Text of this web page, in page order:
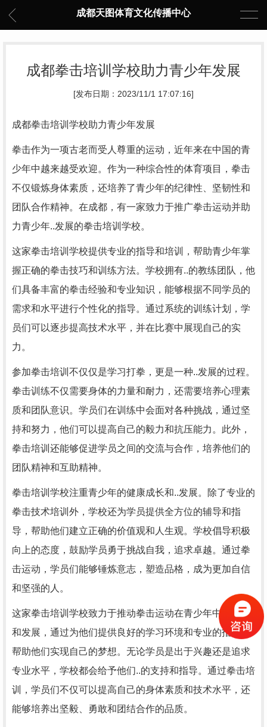
成都天图体育文化传播中心
成都拳击培训学校助力青少年发展
[发布日期：2023/11/1 17:07:16]
成都拳击培训学校助力青少年发展
拳击作为一项古老而受人尊重的运动，近年来在中国的青
少年中越来越受欢迎。作为一种综合性的体育项目，拳击
不仅锻炼身体素质，还培养了青少年的纪律性、坚韧性和
团队合作精神。在成都，有一家致力于推广拳击运动并助
力青少年..发展的拳击培训学校。
这家拳击培训学校提供专业的指导和培训，帮助青少年掌
握正确的拳击技巧和训练方法。学校拥有..的教练团队，他
们具备丰富的拳击经验和专业知识，能够根据不同学员的
需求和水平进行个性化的指导。通过系统的训练计划，学
员们可以逐步提高技术水平，并在比赛中展现自己的实
力。
参加拳击培训不仅仅是学习打拳，更是一种..发展的过程。
拳击训练不仅需要身体的力量和耐力，还需要培养心理素
质和团队意识。学员们在训练中会面对各种挑战，通过坚
持和努力，他们可以提高自己的毅力和抗压能力。此外，
拳击培训还能够促进学员之间的交流与合作，培养他们的
团队精神和互助精神。
拳击培训学校注重青少年的健康成长和..发展。除了专业的
拳击技术培训外，学校还为学员提供全方位的辅导和指
导，帮助他们建立正确的价值观和人生观。学校倡导积极
向上的态度，鼓励学员勇于挑战自我，追求卓越。通过拳
击运动，学员们能够锤炼意志，塑造品格，成为更加自信
和坚强的人。
这家拳击培训学校致力于推动拳击运动在青少年中的普及
和发展，通过为他们提供良好的学习环境和专业的指导，
帮助他们实现自己的梦想。无论学员是出于兴趣还是追求
专业水平，学校都会给予他们..的支持和指导。通过拳击培
训，学员们不仅可以提高自己的身体素质和技术水平，还
能够培养出坚毅、勇敢和团结合作的品质。